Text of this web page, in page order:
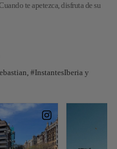
te apetezca, disfruta de su
#InstantesIberia y